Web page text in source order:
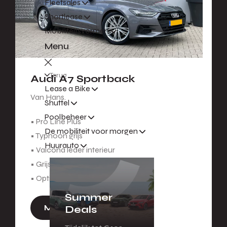
Fleetsales
Shortlease
Mobiliteitsvormen
Menu
Terug
Lease a Bike
Shuttel
Poolbeheer
De mobiliteit voor morgen
Huurauto
Summer
Deals
Audi A7 Sportback
Van Hans.
• Pro Line Plus
• Typhoon grijs
• Valcona leder interieur
• Grijs eikenhout decolijsten
• Optiekpakket zwart
Meer informatie